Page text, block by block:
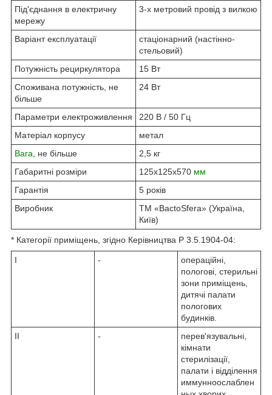
Під'єднання в електричну
мережу
3-х метровий провід з вилкою
Варіант експлуатації
стаціонарний (настінно-
стельовий)
Потужність рециркулятора
15 Вт
Споживана потужність, не
більше
24 Вт
Параметри електроживлення
220 В / 50 Гц
Матеріал корпусу
метал
Вага , не більше
2,5 кг
Габаритні розміри
125х125х570 мм
Гарантія
5 років
Виробник
ТМ «BactoSfera» (Україна,
Київ)
* Категорії приміщень, згідно Керівництва Р 3.5.1904-04:
I -
операційні,
пологові, стерильні
зони приміщень,
дитячі палати
пологових
будинків.
II
-
перев'язувальні,
кімнати
стерилізації,
палати і відділення
иммунноослаблен